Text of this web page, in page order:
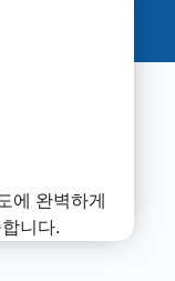
에 완벽하게
니다.